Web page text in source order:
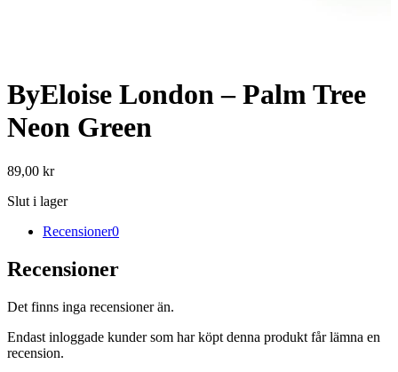
ByEloise London – Palm Tree
Neon Green
89,00 kr
Slut i lager
Recensioner0
Recensioner
Det finns inga recensioner än.
Endast inloggade kunder som har köpt denna produkt får lämna en
recension.